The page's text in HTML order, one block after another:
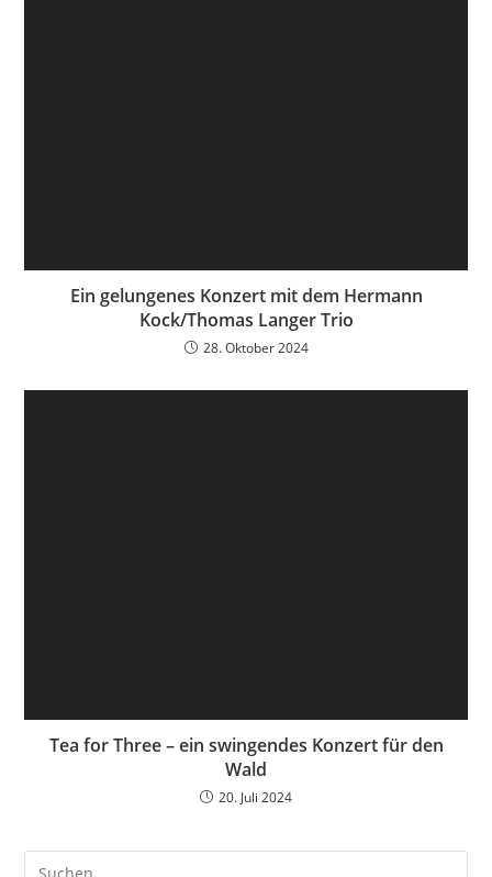
Ein gelungenes Konzert mit dem Hermann
Kock/Thomas Langer Trio
28. Oktober 2024
Tea for Three – ein swingendes Konzert für den
Wald
20. Juli 2024